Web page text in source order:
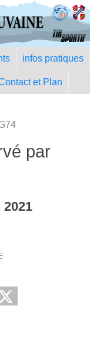
infos pratiques
et Plan
par
2021